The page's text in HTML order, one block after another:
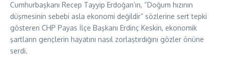
Cumhurbaşkanı Recep Tayyip Erdoğan’ın, “Doğum hızının
düşmesinin sebebi asla ekonomi değildir” sözlerine sert tepki
gösteren CHP Payas İlçe Başkanı Erdinç Keskin, ekonomik
şartların gençlerin hayatını nasıl zorlaştırdığını gözler önüne
serdi.